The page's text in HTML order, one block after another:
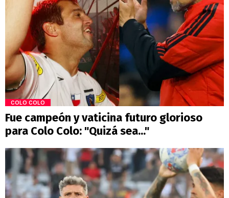
COLO COLO
Fue campeón y vaticina futuro glorioso
para Colo Colo: "Quizá sea..."